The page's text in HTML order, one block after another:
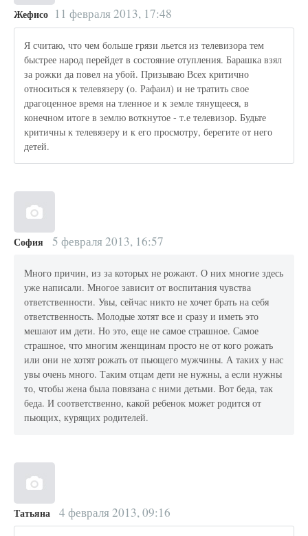
Жефисо 11 февраля 2013, 17:48
Я считаю, что чем больше грязи льется из телевизора тем
быстрее народ перейдет в состояние отупления. Барашка взял
за рожки да повел на убой. Призываю Всех критично
относиться к телевязеру (о. Рафаил) и не тратить свое
драгоценное время на тленное и к земле тянущееся, в
конечном итоге в землю воткнутое - т.е телевизор. Будьте
критичны к телевязеру и к его просмотру, берегите от него
детей.
София 5 февраля 2013, 16:57
Много причин, из за которых не рожают. О них многие здесь
уже написали. Многое зависит от воспитания чувства
ответственности. Увы, сейчас никто не хочет брать на себя
ответственность. Молодые хотят все и сразу и иметь это
мешают им дети. Но это, еще не самое страшное. Самое
страшное, что многим женщинам просто не от кого рожать
или они не хотят рожать от пьющего мужчины. А таких у нас
увы очень много. Таким отцам дети не нужны, а если нужны
то, чтобы жена была повязана с ними детьми. Вот беда, так
беда. И соответственно, какой ребенок может родится от
пьющих, курящих родителей.
Татьяна 4 февраля 2013, 09:16